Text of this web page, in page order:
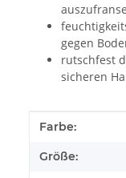
gegen
rutschfest
sicheren
Wert
Farbe:
Größe: